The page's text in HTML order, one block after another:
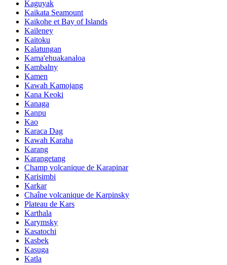
Kaguyak
Kaikata Seamount
Kaikohe et Bay of Islands
Kaileney
Kaitoku
Kalatungan
Kama'ehuakanaloa
Kambalny
Kamen
Kawah Kamojang
Kana Keoki
Kanaga
Kanpu
Kao
Karaca Dag
Kawah Karaha
Karang
Karangetang
Champ volcanique de Karapinar
Karisimbi
Karkar
Chaîne volcanique de Karpinsky
Plateau de Kars
Karthala
Karymsky
Kasatochi
Kasbek
Kasuga
Katla